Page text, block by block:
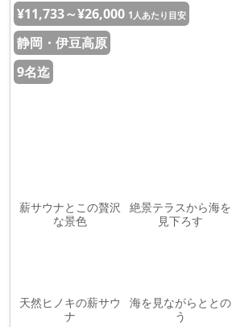
¥11,733～¥26,000 1人あたり目安
静岡・伊豆高原
9名迄
薪サウナとこの贅沢
な景色
絶景テラスから海を
見下ろす
天然ヒノキの薪サウ
ナ
海を見ながらととの
う